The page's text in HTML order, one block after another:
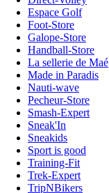
Espace Golf
Foot-Store
Galope-Store
Handball-Store
La sellerie de Maé
Made in Paradis
Nauti-wave
Pecheur-Store
Smash-Expert
Sneak'In
Sneakids
Sport is good
Training-Fit
Trek-Expert
TripNBikers